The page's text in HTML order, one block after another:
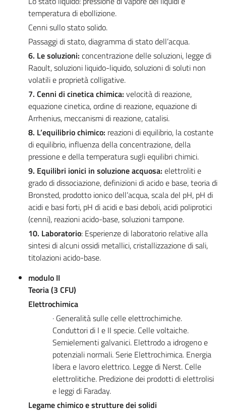
temperatura di ebollizione.
Cenni sullo stato solido.
Passaggi di stato, diagramma di stato dell’acqua.
6. Le soluzioni: concentrazione delle soluzioni, legge di
Raoult, soluzioni liquido-liquido, soluzioni di soluti non
volatili e proprietà colligative.
7. Cenni di cinetica chimica: velocità di reazione,
equazione cinetica, ordine di reazione, equazione di
Arrhenius, meccanismi di reazione, catalisi.
8. L’equilibrio chimico: reazioni di equilibrio, la costante
di equilibrio, influenza della concentrazione, della
pressione e della temperatura sugli equilibri chimici.
9. Equilibri ionici in soluzione acquosa: elettroliti e
grado di dissociazione, definizioni di acido e base, teoria di
Bronsted, prodotto ionico dell’acqua, scala del pH, pH di
acidi e basi forti, pH di acidi e basi deboli, acidi poliprotici
(cenni), reazioni acido-base, soluzioni tampone.
10. Laboratorio: Esperienze di laboratorio relative alla
sintesi di alcuni ossidi metallici, cristallizzazione di sali,
titolazioni acido-base.
modulo II
Teoria (3 CFU)
Elettrochimica
· Generalità sulle celle elettrochimiche.
Conduttori di I e II specie. Celle voltaiche.
Semielementi galvanici. Elettrodo a idrogeno e
potenziali normali. Serie Elettrochimica. Energia
libera e lavoro elettrico. Legge di Nerst. Celle
elettrolitiche. Predizione dei prodotti di elettrolisi
e leggi di Faraday.
Legame chimico e strutture dei solidi